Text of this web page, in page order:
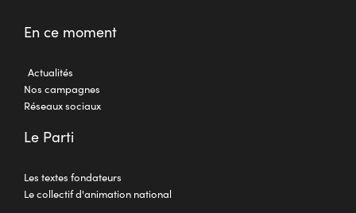
En ce moment
Actualités
Nos campagnes
Réseaux sociaux
Le Parti
Les textes fondateurs
Le collectif d'animation national